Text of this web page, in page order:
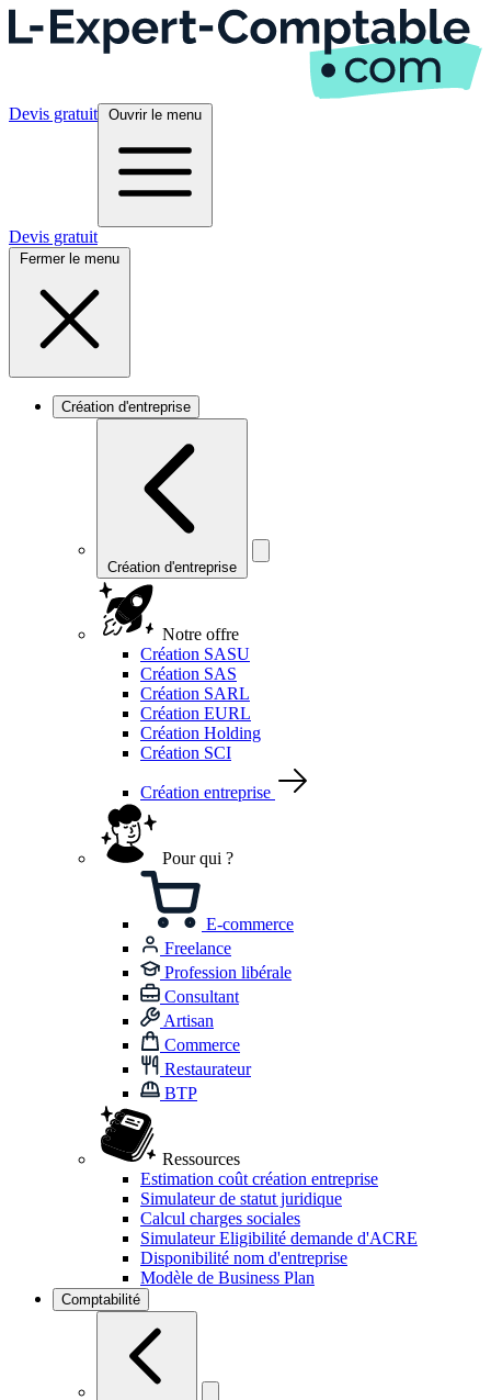
Devis gratuit Ouvrir le menu
Devis gratuit
Fermer le menu
Création d'entreprise
Création d'entreprise
Notre offre
Création SASU
Création SAS
Création SARL
Création EURL
Création Holding
Création SCI
Création entreprise
Pour qui ?
E-commerce
Freelance
Profession libérale
Consultant
Artisan
Commerce
Restaurateur
BTP
Ressources
Estimation coût création entreprise
Simulateur de statut juridique
Calcul charges sociales
Simulateur Eligibilité demande d'ACRE
Disponibilité nom d'entreprise
Modèle de Business Plan
Comptabilité